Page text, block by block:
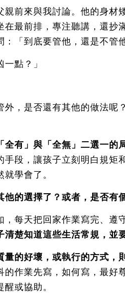
前來與我討論。他的身材
最前排，專注聽講，還抄
「到底要管他，還是不管
點？」
，是否還有其他的做法呢
全有」與「全無」二選一
手段，讓孩子立刻明白規矩
學會了。
的選擇了？或者，是否有
每天把回家作業寫完、遵
清楚知道這些生活常規，並
的好壞，或執行的方式，
作業先寫，如何寫，最好
或協助。